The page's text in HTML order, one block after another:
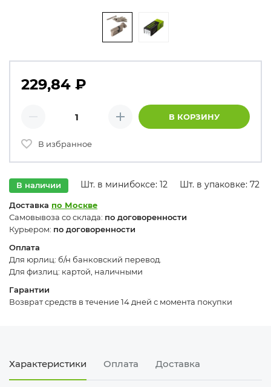
229,84 ₽
Плюс В КОРЗИНУ
В избранное
В наличии Шт. в минибоксе: 12 Шт. в упаковке: 72
Доставка по Москве
Самовывоза со склада: по договоренности
Курьером: по договоренности
Оплата
Для юрлиц: б/н банковский перевод.
Для физлиц: картой, наличными
Гарантии
Возврат средств в течение 14 дней с момента покупки
Характеристики Оплата Доставка